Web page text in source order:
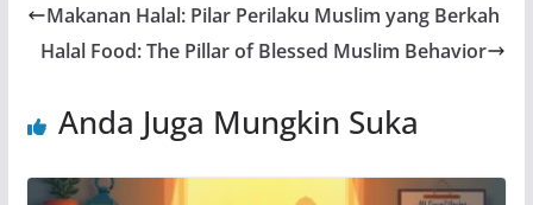
Makanan Halal: Pilar Perilaku Muslim yang Berkah
Halal Food: The Pillar of Blessed Muslim Behavior
Anda Juga Mungkin Suka